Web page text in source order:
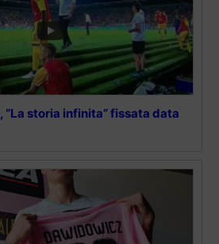
“La storia infinita” fissata data